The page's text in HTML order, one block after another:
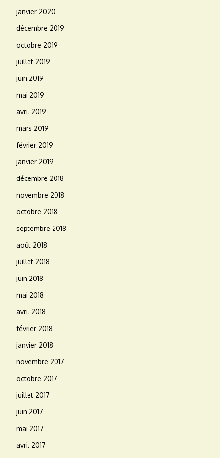
janvier 2020
décembre 2019
octobre 2019
juillet 2019
juin 2019
mai 2019
avril 2019
mars 2019
février 2019
janvier 2019
décembre 2018
novembre 2018
octobre 2018
septembre 2018
août 2018
juillet 2018
juin 2018
mai 2018
avril 2018
février 2018
janvier 2018
novembre 2017
octobre 2017
juillet 2017
juin 2017
mai 2017
avril 2017